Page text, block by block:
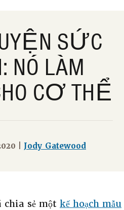
SỨC
NÓ LÀM
CƠ THỂ
| Jody Gatewood
chia sẻ một kế hoạch mẫu